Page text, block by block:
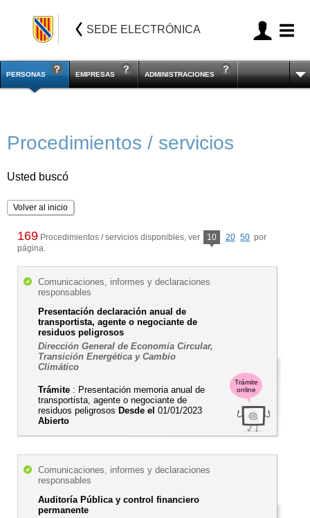
SEDE ELECTRÓNICA
PERSONAS EMPRESAS ADMINISTRACIONES
Procedimientos / servicios
Usted buscó
Volver al inicio
169 Procedimientos / servicios disponibles, ver 10 20 50 por
página.
Trámite
online
Comunicaciones, informes y declaraciones
responsables
Presentación declaración anual de
transportista, agente o negociante de
residuos peligrosos
Dirección General de Economía Circular,
Transición Energética y Cambio
Climático
Trámite : Presentación memoria anual de
transportista, agente o negociante de
residuos peligrosos Desde el 01/01/2023
Abierto
Comunicaciones, informes y declaraciones
responsables
Auditoría Pública y control financiero
permanente